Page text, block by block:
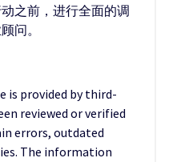
之前，进行全面的调
问。
is provided by third-
reviewed or verified
errors, outdated
The information